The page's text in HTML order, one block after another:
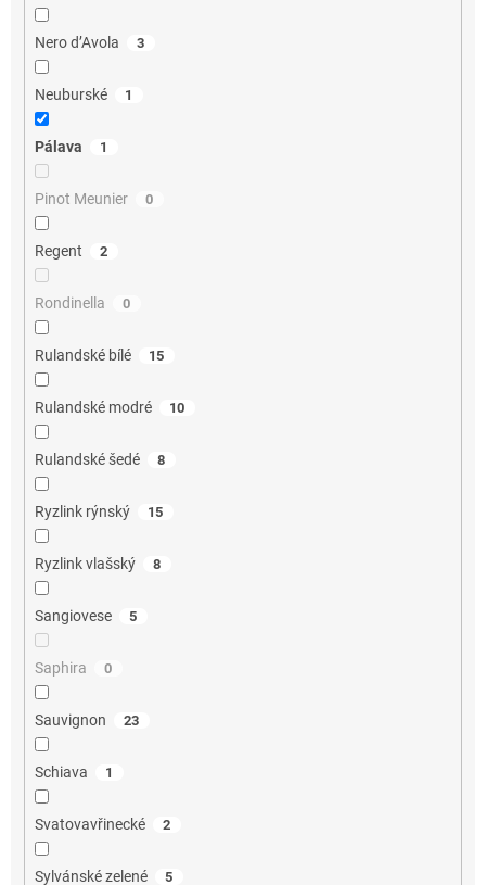
Nero d’Avola 3
Neuburské 1
Pálava 1
Pinot Meunier 0
Regent 2
Rondinella 0
Rulandské bílé 15
Rulandské modré 10
Rulandské šedé 8
Ryzlink rýnský 15
Ryzlink vlašský 8
Sangiovese 5
Saphira 0
Sauvignon 23
Schiava 1
Svatovavřinecké 2
Sylvánské zelené 5